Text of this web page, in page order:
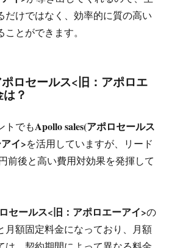
だけではなく、効率的に質の高い
とができます。
ロセールス<旧：アポロエ
？
トでもApollo sales(アポロセールス
イ>を活用していますが、リード
前後と高い費用対効果を発揮して
セールス<旧：アポロエーアイ>の
月額固定料金になっており、月額